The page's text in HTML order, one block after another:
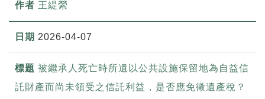
王緹縈
2026-04-07
被繼承人死亡時所遺以公共設施保留地為自益信
託財產而尚未領受之信託利益，是否應免徵遺產稅？